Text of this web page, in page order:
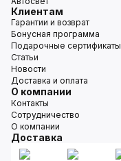
Клиентам
Гарантии и возврат
Бонусная программа
Подарочные сертификаты
Статьи
Новости
Доставка и оплата
О компании
Контакты
Сотрудничество
О компании
Доставка